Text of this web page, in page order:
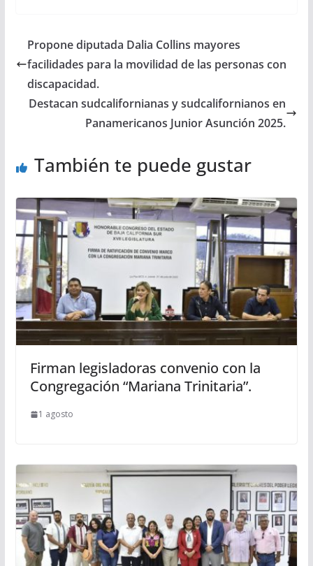
Propone diputada Dalia Collins mayores
facilidades para la movilidad de las personas con
discapacidad.
Destacan sudcalifornianas y sudcalifornianos en
Panamericanos Junior Asunción 2025.
También te puede gustar
Firman legisladoras convenio con la
Congregación “Mariana Trinitaria”.
1 agosto